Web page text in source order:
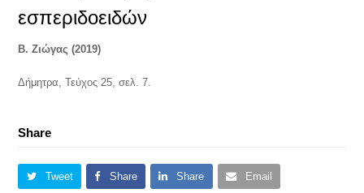
εσπεριδοειδών
Β. Ζιώγας (2019)
Δήμητρα, Τεύχος 25, σελ. 7.
Share
Tweet Share Share Email